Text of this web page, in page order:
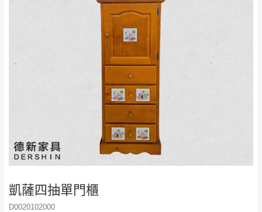
凱薩四抽單門櫃
D0020102000